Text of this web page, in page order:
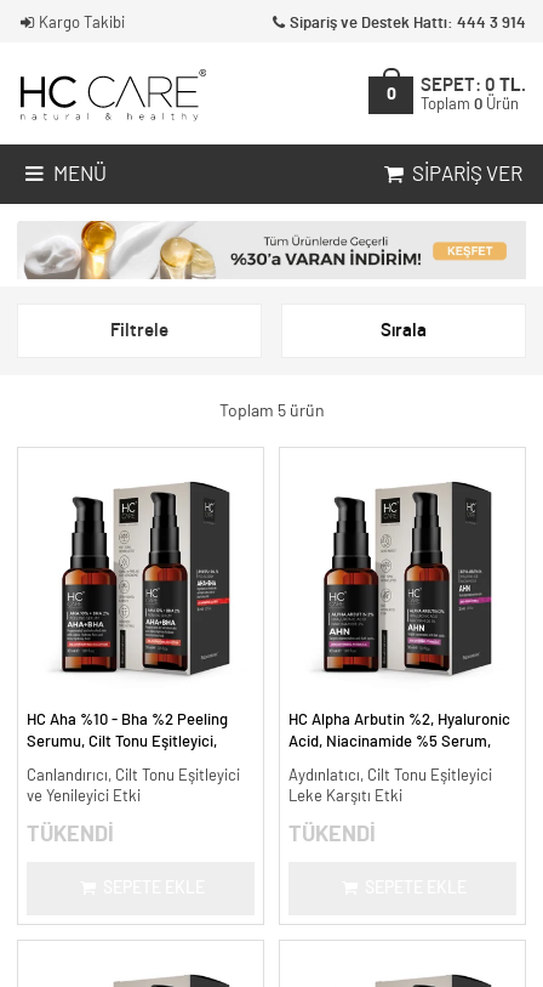
Kargo Takibi Sipariş ve Destek Hattı: 444 3 914
0
SEPET: 0 TL.
Toplam 0 Ürün
MENÜ SIPARIŞ VER
Filtrele Sırala
Toplam 5 ürün
HC Aha %10 - Bha %2 Peeling
Serumu, Cilt Tonu Eşitleyici,
Canlandırıcı, Cilt Tonu Eşitleyici
ve Yenileyici Etki
TÜKENDİ
HC Alpha Arbutin %2, Hyaluronic
Acid, Niacinamide %5 Serum,
ml.
Aydınlatıcı, Cilt Tonu Eşitleyici
Leke Karşıtı Etki
TÜKENDİ